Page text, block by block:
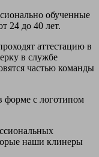
обученные
24 до 40 лет.
аттестацию в
в службе
частью команды
форме с логотипом
наши клинеры